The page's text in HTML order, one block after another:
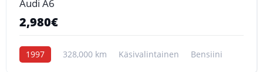
Audi A6
2,980€
1997 328,000 km Käsivalintainen Bensiini